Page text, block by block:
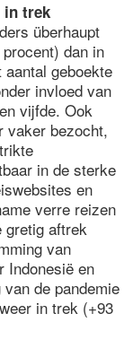
in trek
überhaupt
dan in
geboekte
invloed van
vijfde. Ook
vaker bezocht,
in de sterke
en
verre reizen
gretig aftrek
van
Indonesië en
de pandemie
in trek (+93